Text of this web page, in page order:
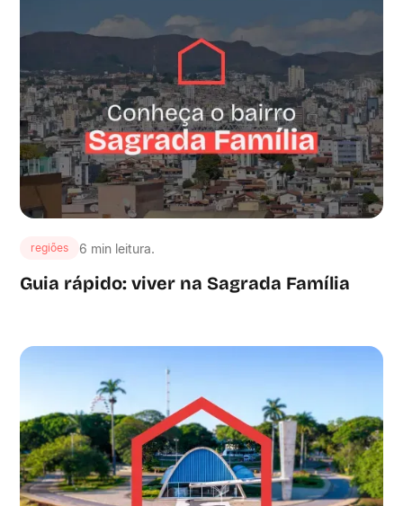
regiões 6 min leitura.
Guia rápido: viver na Sagrada Família